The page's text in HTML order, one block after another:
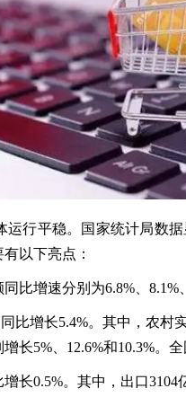
行平稳。国家统计局数
以下亮点：
比增速分别为6.8%、8.1%
比增长5.4%。其中，农村
长5%、12.6%和10.3%。
长0.5%。其中，出口3104